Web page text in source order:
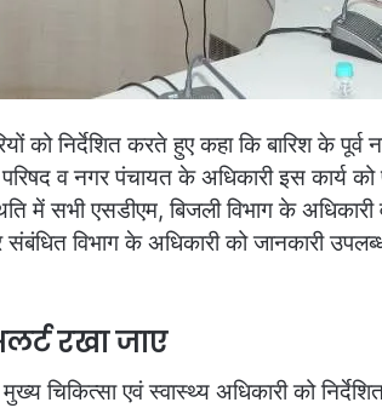
को निर्देशित करते हुए कहा कि बारिश के
व नगर पंचायत के अधिकारी इस कार्य
में सभी एसडीएम, बिजली विभाग के
संबंधित विभाग के अधिकारी को जानकारी
रखा जाए
चिकित्सा एवं स्वास्थ्य अधिकारी को